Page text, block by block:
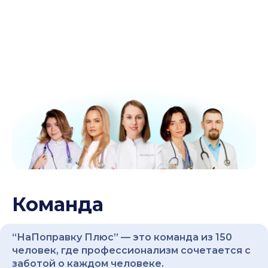
Команда
“НаПоправку Плюс” — это команда из 150
человек, где профессионализм сочетается с
заботой о каждом человеке.